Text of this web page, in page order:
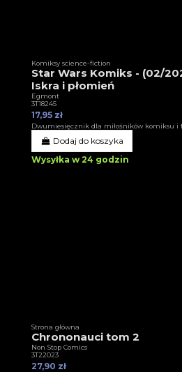
Komiksy science-fiction
Star Wars Komiks - (02/
Iskra i płomień
Egmont
3T18245
17,95 zł
Dwumiesięcznik dla miłośników komiksu i
Dodaj do koszyka
Wysyłka w 24 godzin
Strona główna
Chrononauci tom 2
Non Stop Comics
3T22023
27,90 zł